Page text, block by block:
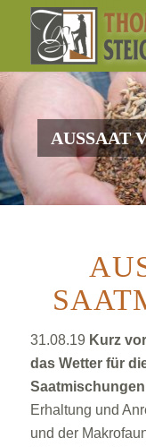
AUSSAAT
31.08.19 Kurz
das Wetter für
Saatmischungen
Erhaltung und
und der